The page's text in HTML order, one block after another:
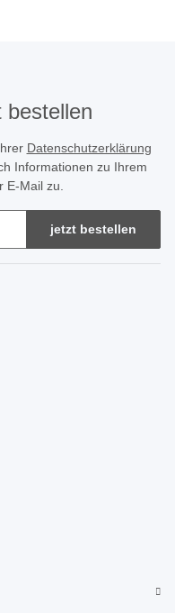
bestellen
Datenschutzerklärung
Informationen zu Ihrem
E-Mail zu.
jetzt bestellen